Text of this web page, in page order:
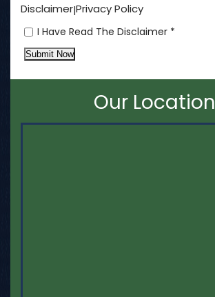
Disclaimer|Privacy Policy
I Have Read The Disclaimer *
Submit Now
Our Location